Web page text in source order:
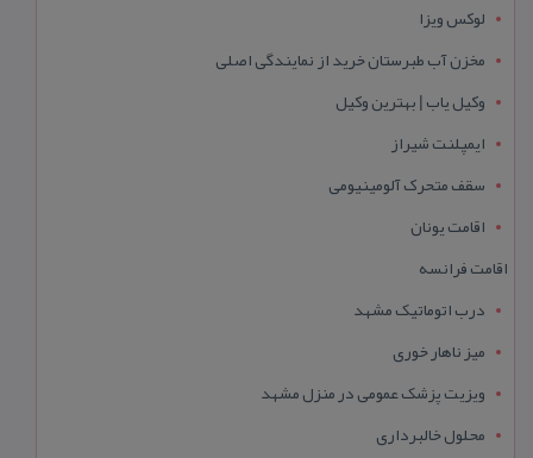
لوکس ویزا
مخزن آب طبرستان خرید از نمایندگی اصلی
وکیل یاب | بهترین وکیل
ایمپلنت شیراز
سقف متحرک آلومینیومی
اقامت یونان
اقامت فرانسه
درب اتوماتیک مشهد
میز ناهار خوری
ویزیت پزشک عمومی در منزل مشهد
محلول خالبرداری